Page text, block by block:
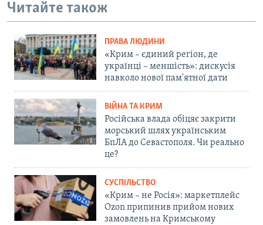
Читайте також
ПРАВА ЛЮДИНИ
«Крим – єдиний регіон, де
українці – меншість»: дискусія
навколо нової пам'ятної дати
ВІЙНА ТА КРИМ
Російська влада обіцяє закрити
морський шлях українським
БпЛА до Севастополя. Чи реально
це?
СУСПІЛЬСТВО
«Крим – не Росія»: маркетплейс
Ozon припинив прийом нових
замовлень на Кримському